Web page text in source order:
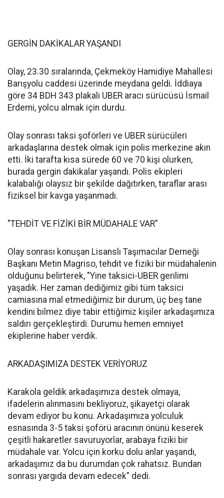
GERGİN DAKİKALAR YAŞANDI
Olay, 23.30 sıralarında, Çekmeköy Hamidiye Mahallesi
Barışyolu caddesi üzerinde meydana geldi. İddiaya
göre 34 BDH 343 plakalı UBER aracı sürücüsü İsmail
Erdemi, yolcu almak için durdu.
Olay sonrası taksi şoförleri ve UBER sürücüleri
arkadaşlarına destek olmak için polis merkezine akın
etti. İki tarafta kısa sürede 60 ve 70 kişi olurken,
burada gergin dakikalar yaşandı. Polis ekipleri
kalabalığı olaysız bir şekilde dağıtırken, taraflar arası
fiziksel bir kavga yaşanmadı.
"TEHDİT VE FİZİKİ BİR MÜDAHALE VAR"
Olay sonrası konuşan Lisanslı Taşımacılar Derneği
Başkanı Metin Magriso, tehdit ve fiziki bir müdahalenin
olduğunu belirterek, "Yine taksici-UBER gerilimi
yaşadık. Her zaman dediğimiz gibi tüm taksici
camiasına mal etmediğimiz bir durum, üç beş tane
kendini bilmez diye tabir ettiğimiz kişiler arkadaşımıza
saldırı gerçekleştirdi. Durumu hemen emniyet
ekiplerine haber verdik.
ARKADAŞIMIZA DESTEK VERİYORUZ
Karakola geldik arkadaşımıza destek olmaya,
ifadelerin alınmasını bekliyoruz, şikayetçi olarak
devam ediyor bu konu. Arkadaşımıza yolculuk
esnasında 3-5 taksi şoförü aracının önünü keserek
çeşitli hakaretler savuruyorlar, arabaya fiziki bir
müdahale var. Yolcu için korku dolu anlar yaşandı,
arkadaşımız da bu durumdan çok rahatsız. Bundan
sonrası yargıda devam edecek" dedi.